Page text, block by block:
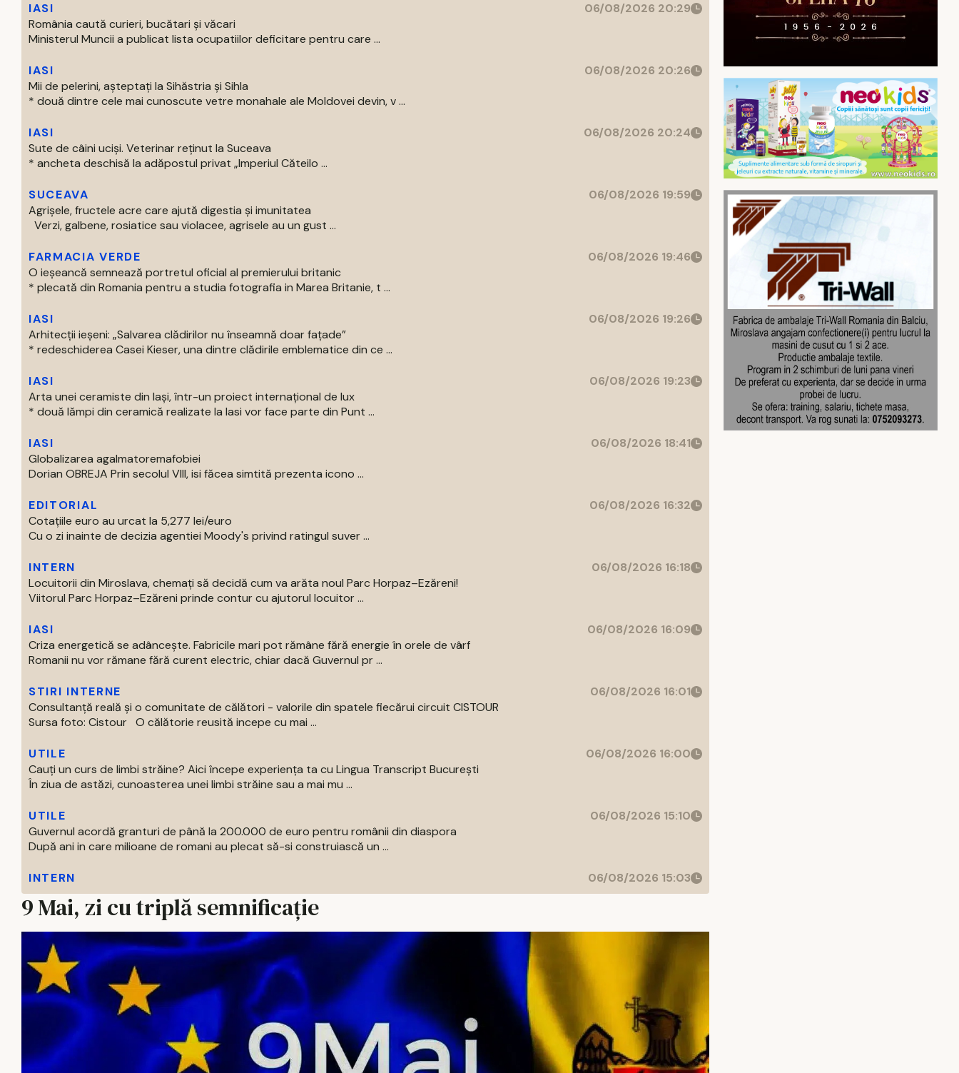
IASI
06/08/2026 20:29
România caută curieri, bucătari și văcari
Ministerul Muncii a publicat lista ocupatiilor deficitare pentru care ...
IASI
06/08/2026 20:26
Mii de pelerini, așteptați la Sihăstria și Sihla
* două dintre cele mai cunoscute vetre monahale ale Moldovei devin, v ...
IASI
06/08/2026 20:24
Sute de câini uciși. Veterinar reținut la Suceava
* ancheta deschisă la adăpostul privat „Imperiul Căteilo ...
SUCEAVA
06/08/2026 19:59
Agrișele, fructele acre care ajută digestia și imunitatea
Verzi, galbene, rosiatice sau violacee, agrisele au un gust ...
FARMACIA VERDE
06/08/2026 19:46
O ieșeancă semnează portretul oficial al premierului britanic
* plecată din Romania pentru a studia fotografia in Marea Britanie, t ...
IASI
06/08/2026 19:26
Arhitecții ieșeni: „Salvarea clădirilor nu înseamnă doar fațade”
* redeschiderea Casei Kieser, una dintre clădirile emblematice din ce ...
IASI
06/08/2026 19:23
Arta unei ceramiste din Iași, într-un proiect internațional de lux
* două lămpi din ceramică realizate la Iasi vor face parte din Punt ...
IASI
06/08/2026 18:41
Globalizarea agalmatoremafobiei
Dorian OBREJA Prin secolul VIII, isi făcea simtită prezenta icono ...
EDITORIAL
06/08/2026 16:32
Cotațiile euro au urcat la 5,277 lei/euro
Cu o zi inainte de decizia agentiei Moody's privind ratingul suver ...
INTERN
06/08/2026 16:18
Locuitorii din Miroslava, chemați să decidă cum va arăta noul Parc Horpaz–Ezăreni!
Viitorul Parc Horpaz–Ezăreni prinde contur cu ajutorul locuitor ...
IASI
06/08/2026 16:09
Criza energetică se adâncește. Fabricile mari pot rămâne fără energie în orele de vârf
Romanii nu vor rămane fără curent electric, chiar dacă Guvernul pr ...
STIRI INTERNE
06/08/2026 16:01
Consultanță reală și o comunitate de călători - valorile din spatele fiecărui circuit CISTOUR
Sursa foto: Cistour O călătorie reusită incepe cu mai ...
UTILE
06/08/2026 16:00
Cauți un curs de limbi străine? Aici începe experiența ta cu Lingua Transcript București
În ziua de astăzi, cunoasterea unei limbi străine sau a mai mu ...
UTILE
06/08/2026 15:10
Guvernul acordă granturi de până la 200.000 de euro pentru românii din diaspora
După ani in care milioane de romani au plecat să-si construiască un ...
INTERN 06/08/2026 15:03
9 Mai, zi cu triplă semnificație